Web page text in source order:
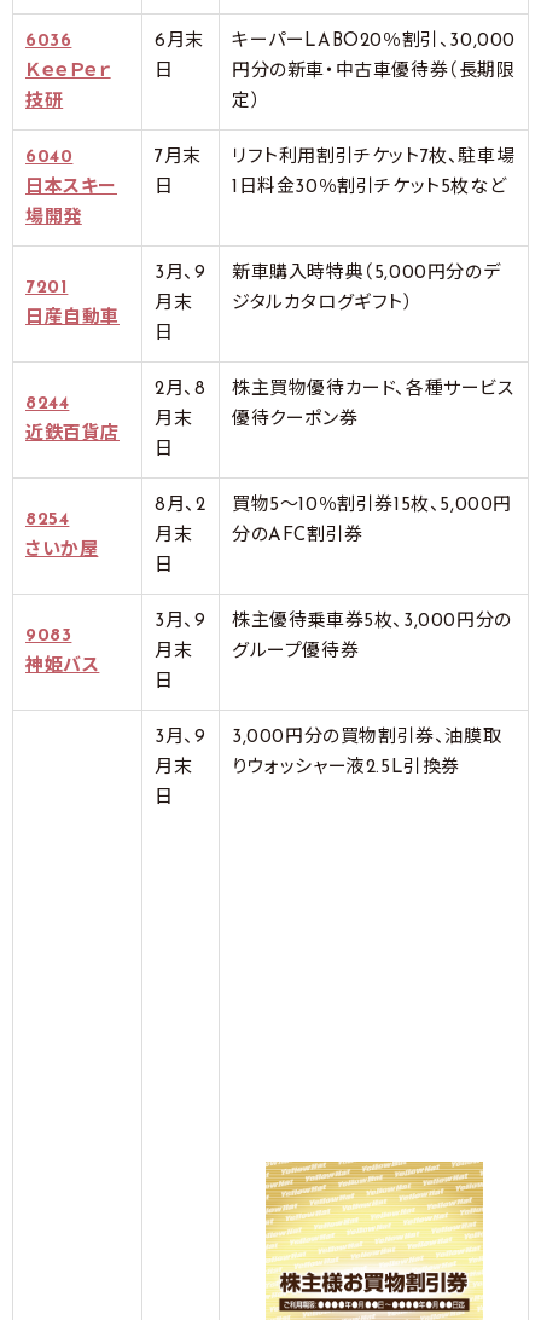
6036
ＫｅｅＰｅｒ
技研
6月末
日
キーパーLABO20％割引、30,000
円分の新車・中古車優待券（長期限
定）
6040
日本スキー
場開発
7月末
日
リフト利用割引チケット7枚、駐車場
1日料金30％割引チケット5枚など
7201
日産自動車
3月、9
月末
日
新車購入時特典（5,000円分のデ
ジタルカタログギフト）
8244
近鉄百貨店
2月、8
月末
日
株主買物優待カード、各種サービス
優待クーポン券
8254
さいか屋
8月、2
月末
日
買物5～10％割引券15枚、5,000円
分のAFC割引券
9083
神姫バス
3月、9
月末
日
株主優待乗車券5枚、3,000円分の
グループ優待券
3月、9
月末
日
3,000円分の買物割引券、油膜取
りウォッシャー液2.5L引換券